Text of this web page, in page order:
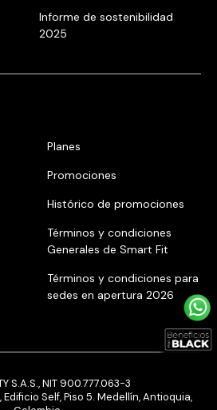
Informe de sostenibilidad
2025
Planes
Promociones
Histórico de promociones
Términos y condiciones
Generales de Smart Fit
Términos y condiciones para
sedes en apertura 2026
S.A.S., NIT 900.777.063-3
Self, Piso 5. Medellín, Antioquia,